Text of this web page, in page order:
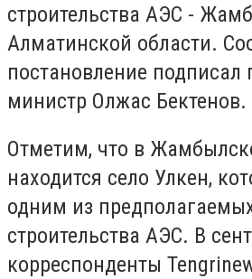
строительства АЭС -
Алматинской области.
постановление подписал
министр Олжас Бектенов.
Отметим, что в
находится село Улкен,
одним из
строительства АЭС. В
корреспонденты